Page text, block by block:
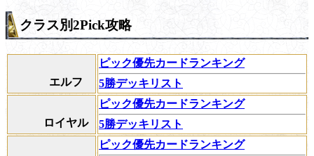
クラス別2Pick攻略
エルフ
ピック優先カードランキング
5勝デッキリスト
ロイヤル
ピック優先カードランキング
5勝デッキリスト
ピック優先カードランキング